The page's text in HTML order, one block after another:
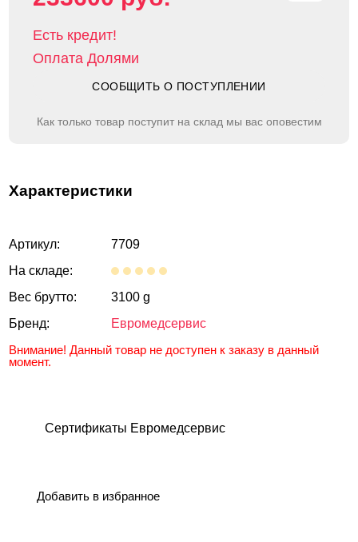
Есть кредит!
Оплата Долями
СООБЩИТЬ О ПОСТУПЛЕНИИ
Как только товар поступит на склад мы вас оповестим
Характеристики
Артикул:
7709
На складе:
Вес брутто:
3100 g
Бренд:
Евромедсервис
Внимание! Данный товар не доступен к заказу в данный
момент.
Сертификаты Евромедсервис
Добавить в избранное